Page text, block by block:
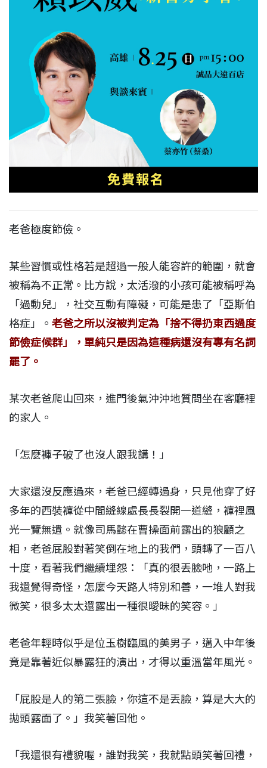
老爸極度節儉。
某些習慣或性格若是超過一般人能容許的範圍，就會
被稱為不正常。比方說，太活潑的小孩可能被稱呼為
「過動兒」，社交互動有障礙，可能是患了「亞斯伯
格症」。 老爸之所以沒被判定為「捨不得扔東西過度
節儉症候群」，單純只是因為這種病還沒有專有名詞
罷了。
某次老爸爬山回來，進門後氣沖沖地質問坐在客廳裡
的家人。
「怎麼褲子破了也沒人跟我講！」
大家還沒反應過來，老爸已經轉過身，只見他穿了好
多年的西裝褲從中間縫線處長長裂開一道縫，褲裡風
光一覽無遺。就像司馬懿在曹操面前露出的狼顧之
相，老爸屁股對著笑倒在地上的我們，頭轉了一百八
十度，看著我們繼續埋怨：「真的很丟臉吔，一路上
我還覺得奇怪，怎麼今天路人特別和善，一堆人對我
微笑，很多太太還露出一種很曖昧的笑容。」
老爸年輕時似乎是位玉樹臨風的美男子，邁入中年後
竟是靠著近似暴露狂的演出，才得以重溫當年風光。
「屁股是人的第二張臉，你這不是丟臉，算是大大的
拋頭露面了。」我笑著回他。
「我還很有禮貌喔，誰對我笑，我就點頭笑著回禮，